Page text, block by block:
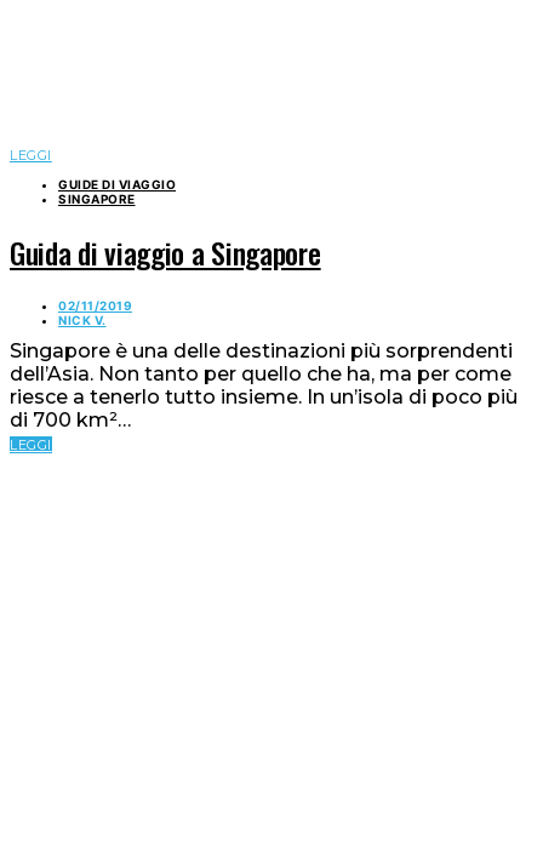
LEGGI
GUIDE DI VIAGGIO
SINGAPORE
Guida di viaggio a Singapore
02/11/2019
NICK V.
Singapore è una delle destinazioni più sorprendenti
dell’Asia. Non tanto per quello che ha, ma per come
riesce a tenerlo tutto insieme. In un’isola di poco più
di 700 km²…
LEGGI